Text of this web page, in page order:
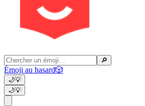
🔎
Émoji au hasard🎲
🌙💡
🌙💡